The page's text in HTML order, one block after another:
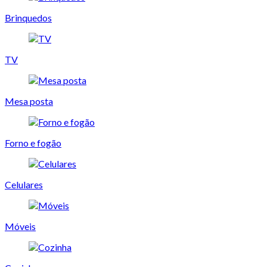
Brinquedos
TV
Mesa posta
Forno e fogão
Celulares
Móveis